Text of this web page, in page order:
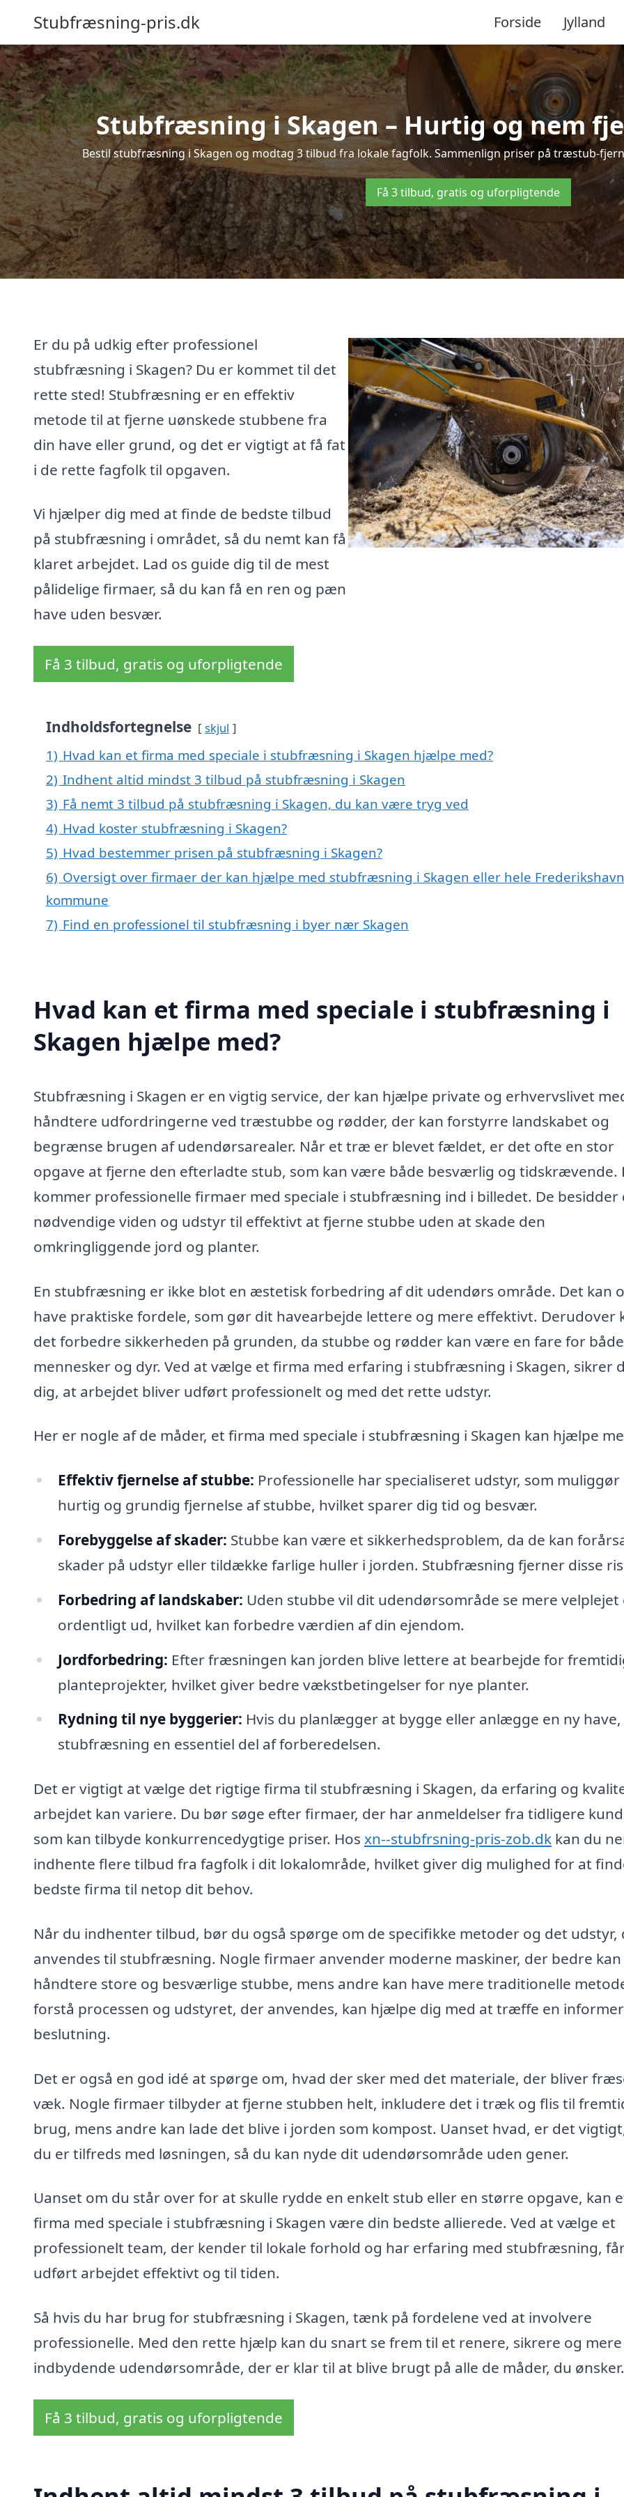
Stubfræsning-pris.dk Forside Jylland
Stubfræsning i Skagen – Hurtig og nem
Bestil stubfræsning i Skagen og modtag 3 tilbud fra lokale fagfolk. Sammenlign priser på træstub-
Få 3 tilbud, gratis og uforpligtende
Er du på udkig efter professionel
stubfræsning i Skagen? Du er kommet til det
rette sted! Stubfræsning er en effektiv
metode til at fjerne uønskede stubbene fra
din have eller grund, og det er vigtigt at få fat
i de rette fagfolk til opgaven.
Vi hjælper dig med at finde de bedste tilbud
på stubfræsning i området, så du nemt kan få
klaret arbejdet. Lad os guide dig til de mest
pålidelige firmaer, så du kan få en ren og pæn
have uden besvær.
Få 3 tilbud, gratis og uforpligtende
Indholdsfortegnelse skjul
1) Hvad kan et firma med speciale i stubfræsning i Skagen hjælpe med?
2) Indhent altid mindst 3 tilbud på stubfræsning i Skagen
3) Få nemt 3 tilbud på stubfræsning i Skagen, du kan være tryg ved
4) Hvad koster stubfræsning i Skagen?
5) Hvad bestemmer prisen på stubfræsning i Skagen?
6) Oversigt over firmaer der kan hjælpe med stubfræsning i Skagen eller hele Frederikshavn
kommune
7) Find en professionel til stubfræsning i byer nær Skagen
Hvad kan et firma med speciale i stubfræsning i
Skagen hjælpe med?
Stubfræsning i Skagen er en vigtig service, der kan hjælpe private og erhvervslivet
håndtere udfordringerne ved træstubbe og rødder, der kan forstyrre landskabet og
begrænse brugen af udendørsarealer. Når et træ er blevet fældet, er det ofte en stor
opgave at fjerne den efterladte stub, som kan være både besværlig og tidskrævende.
kommer professionelle firmaer med speciale i stubfræsning ind i billedet. De besidder
nødvendige viden og udstyr til effektivt at fjerne stubbe uden at skade den
omkringliggende jord og planter.
En stubfræsning er ikke blot en æstetisk forbedring af dit udendørs område. Det kan
have praktiske fordele, som gør dit havearbejde lettere og mere effektivt. Derudover
det forbedre sikkerheden på grunden, da stubbe og rødder kan være en fare for både
mennesker og dyr. Ved at vælge et firma med erfaring i stubfræsning i Skagen, sikrer
dig, at arbejdet bliver udført professionelt og med det rette udstyr.
Her er nogle af de måder, et firma med speciale i stubfræsning i Skagen kan hjælpe
Effektiv fjernelse af stubbe: Professionelle har specialiseret udstyr, som muliggør
hurtig og grundig fjernelse af stubbe, hvilket sparer dig tid og besvær.
Forebyggelse af skader: Stubbe kan være et sikkerhedsproblem, da de kan
skader på udstyr eller tildække farlige huller i jorden. Stubfræsning fjerner disse
Forbedring af landskaber: Uden stubbe vil dit udendørsområde se mere velplejet
ordentligt ud, hvilket kan forbedre værdien af din ejendom.
Jordforbedring: Efter fræsningen kan jorden blive lettere at bearbejde for
planteprojekter, hvilket giver bedre vækstbetingelser for nye planter.
Rydning til nye byggerier: Hvis du planlægger at bygge eller anlægge en ny
stubfræsning en essentiel del af forberedelsen.
Det er vigtigt at vælge det rigtige firma til stubfræsning i Skagen, da erfaring og
arbejdet kan variere. Du bør søge efter firmaer, der har anmeldelser fra tidligere
som kan tilbyde konkurrencedygtige priser. Hos xn--stubfrsning-pris-zob.dk kan du
indhente flere tilbud fra fagfolk i dit lokalområde, hvilket giver dig mulighed for at
bedste firma til netop dit behov.
Når du indhenter tilbud, bør du også spørge om de specifikke metoder og det udstyr,
anvendes til stubfræsning. Nogle firmaer anvender moderne maskiner, der bedre kan
håndtere store og besværlige stubbe, mens andre kan have mere traditionelle
forstå processen og udstyret, der anvendes, kan hjælpe dig med at træffe en
beslutning.
Det er også en god idé at spørge om, hvad der sker med det materiale, der bliver
væk. Nogle firmaer tilbyder at fjerne stubben helt, inkludere det i træk og flis til
brug, mens andre kan lade det blive i jorden som kompost. Uanset hvad, er det
du er tilfreds med løsningen, så du kan nyde dit udendørsområde uden gener.
Uanset om du står over for at skulle rydde en enkelt stub eller en større opgave, kan
firma med speciale i stubfræsning i Skagen være din bedste allierede. Ved at vælge et
professionelt team, der kender til lokale forhold og har erfaring med stubfræsning,
udført arbejdet effektivt og til tiden.
Så hvis du har brug for stubfræsning i Skagen, tænk på fordelene ved at involvere
professionelle. Med den rette hjælp kan du snart se frem til et renere, sikrere og mere
indbydende udendørsområde, der er klar til at blive brugt på alle de måder, du ønsker.
Få 3 tilbud, gratis og uforpligtende